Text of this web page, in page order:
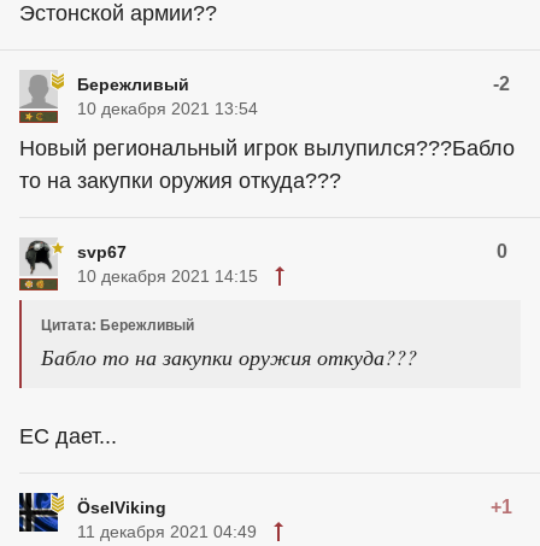
Эстонской армии??
Бережливый -2
10 декабря 2021 13:54
Новый региональный игрок вылупился???Бабло
то на закупки оружия откуда???
svp67 0
10 декабря 2021 14:15
Цитата: Бережливый
Бабло то на закупки оружия откуда???
ЕС дает...
ÖselViking +1
11 декабря 2021 04:49